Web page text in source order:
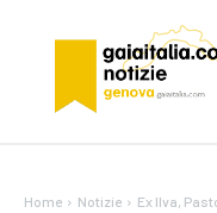
Home Notizie
Ex Ilva,